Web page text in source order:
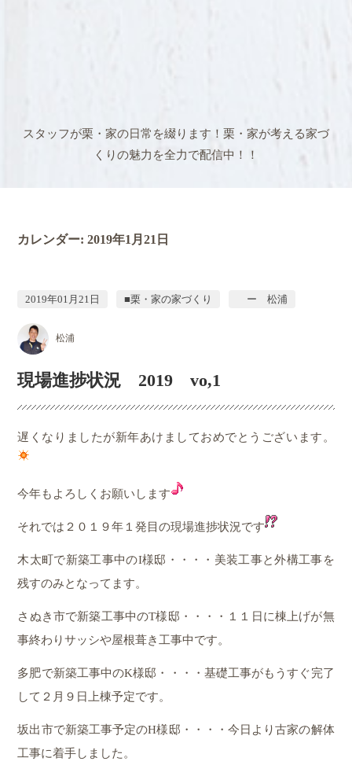
スタッフが栗・家の日常を綴ります！ 栗・家が考える家づ
くりの魅力を全力で配信中！！
カレンダー:2019年1月21日
2019年01月21日 ■栗・家の家づくり ー 松浦
松浦
現場進捗状況 2019 vo,1
遅くなりましたが新年あけましておめでとうございます。
今年もよろしくお願いします
それでは２０１９年１発目の現場進捗状況です
木太町で新築工事中のI様邸・・・・美装工事と外構工事を
残すのみとなってます。
さぬき市で新築工事中のT様邸・・・・１１日に棟上げが無
事終わりサッシや屋根葺き工事中です。
多肥で新築工事中のK様邸・・・・基礎工事がもうすぐ完了
して２月９日上棟予定です。
坂出市で新築工事予定のH様邸・・・・今日より古家の解体
工事に着手しました。